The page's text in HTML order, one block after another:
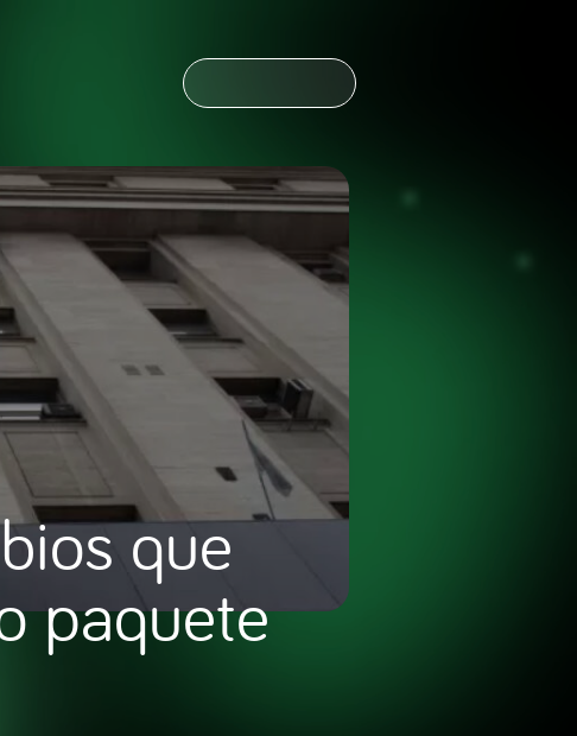
NOTICIAS ESPAÑOL
que
paquete